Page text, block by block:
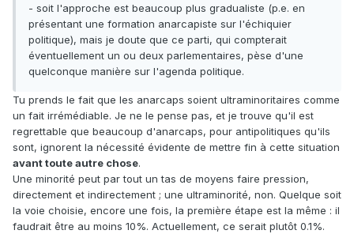
- soit l'approche est beaucoup plus gradualiste (p.e. en
présentant une formation anarcapiste sur l'échiquier
politique), mais je doute que ce parti, qui compterait
éventuellement un ou deux parlementaires, pèse d'une
quelconque manière sur l'agenda politique.
Tu prends le fait que les anarcaps soient ultraminoritaires comme
un fait irrémédiable. Je ne le pense pas, et je trouve qu'il est
regrettable que beaucoup d'anarcaps, pour antipolitiques qu'ils
sont, ignorent la nécessité évidente de mettre fin à cette situation
avant toute autre chose.
Une minorité peut par tout un tas de moyens faire pression,
directement et indirectement ; une ultraminorité, non. Quelque soit
la voie choisie, encore une fois, la première étape est la même : il
faudrait être au moins 10%. Actuellement, ce serait plutôt 0.1%.